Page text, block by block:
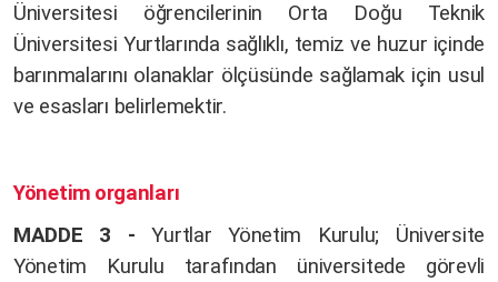
Üniversitesi öğrencilerinin Orta Doğu Teknik
Üniversitesi Yurtlarında sağlıklı, temiz ve huzur içinde
barınmalarını olanaklar ölçüsünde sağlamak için usul
ve esasları belirlemektir.
Yönetim organları
MADDE 3 -Yurtlar Yönetim Kurulu; Üniversite
Yönetim Kurulu tarafından üniversitede görevli